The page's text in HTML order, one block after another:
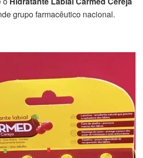
grupo farmacêutico nacional.